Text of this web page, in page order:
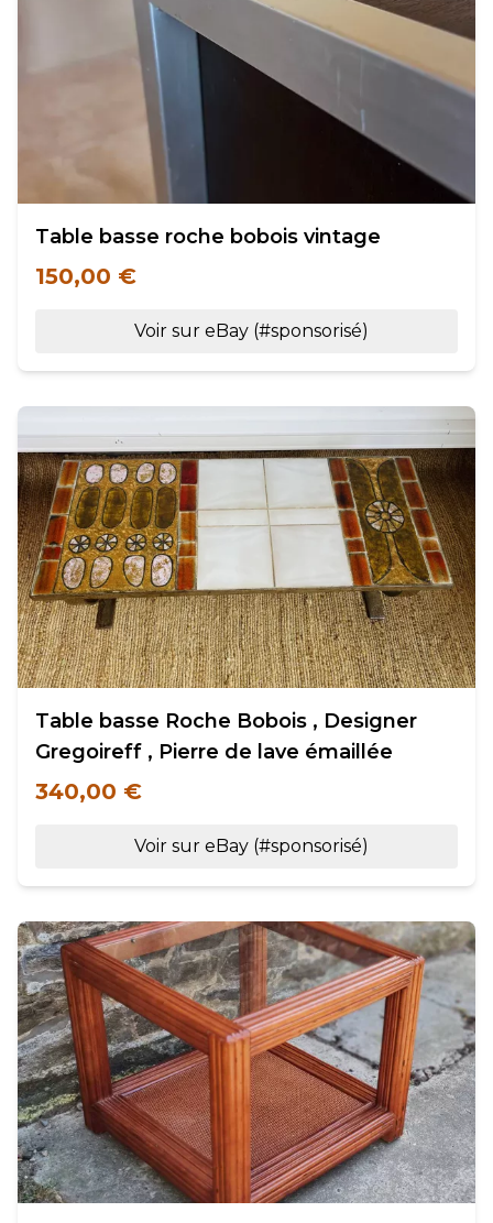
Table basse roche bobois vintage
150,00 €
Voir sur eBay (#sponsorisé)
Table basse Roche Bobois , Designer
Gregoireff , Pierre de lave émaillée
340,00 €
Voir sur eBay (#sponsorisé)